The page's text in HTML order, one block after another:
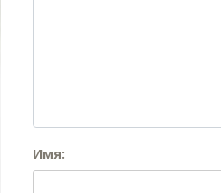
Имя: